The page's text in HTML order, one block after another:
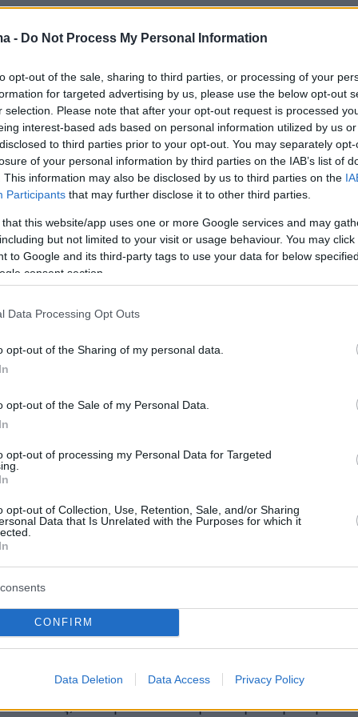
- Do Not Process My Personal Information
opt-out of the sale, sharing to third parties, or processing of your
for targeted advertising by us, please use the below opt-out
selection. Please note that after your opt-out request is processed
interest-based ads based on personal information utilized by us
to third parties prior to your opt-out. You may separately
of your personal information by third parties on the IAB’s list of
This information may also be disclosed by us to third parties on the
Participants that may further disclose it to other third parties.
that this website/app uses one or more Google services and may
but not limited to your visit or usage behaviour. You may
to Google and its third-party tags to use your data for below
consent section.
Data Processing Opt Outs
opt-out of the Sharing of my personal data.
opt-out of the Sale of my Personal Data.
opt-out of processing my Personal Data for Targeted
opt-out of Collection, Use, Retention, Sale, and/or Sharing
Data that Is Unrelated with the Purposes for which it
CONFIRM
Data Deletion Data Access Privacy Policy
στην πρώτη του φορά που βρέθηκε στον
τους λόγους που ζήτησε από τους
του να τον ψηφίσουν.
v-d0ngqa6p2yix)
εβδομάδες ήρθε η ώρα να βγω και γω στην
είναι λίγο διαφορετικό γιατί ήταν από
Τα παιδιά δεν ήξεραν τι να ψηφίσουν,
να ψηφίσετε εμένα γιατί θα μου δώσετε το
αποφασίσω μόνος μου τι θέλω να κάνω».
να παραμείνω εδώ ή να αποχωρήσω.
είναι πως ακόμα δεν έχω επεξεργαστεί
για να κάτσω να σκεφτώ και να αποφασίσω
ή να παραμείνω στο παιχνίδι και
το τέλος».
v-d0ngsdyd65p5)
λόγω του πάρτι της ένωσης δεν θα είχαν
ενώ μετά τον αγώνα για την 4η